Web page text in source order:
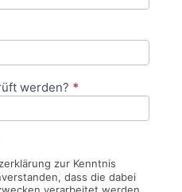
werden? *
zur Kenntnis
dass die dabei